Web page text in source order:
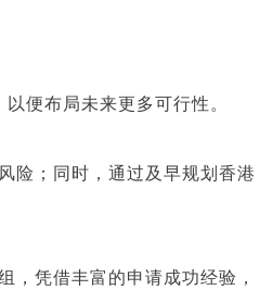
便布局未来更多可行性。
险；同时，通过及早规划香港
，凭借丰富的申请成功经验，